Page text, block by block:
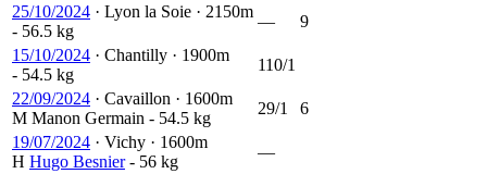
25/10/2024 · Lyon la Soie · 2150m
- 56.5 kg
—
9
15/10/2024 · Chantilly · 1900m
- 54.5 kg
110/1
22/09/2024 · Cavaillon · 1600m
M Manon Germain - 54.5 kg
29/1
6
19/07/2024 · Vichy · 1600m
H Hugo Besnier - 56 kg
—